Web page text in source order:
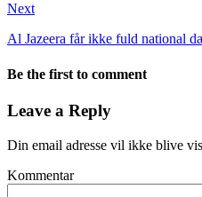
Next
Al Jazeera får ikke fuld national
Be the first to comment
Leave a Reply
Din email adresse vil ikke blive
Kommentar